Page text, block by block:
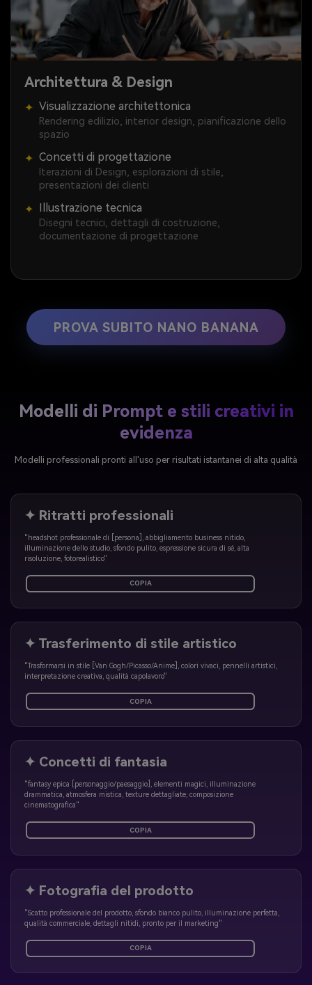
Architettura & Design
✦ Visualizzazione architettonica
Rendering edilizio, interior design, pianificazione dello
spazio
✦ Concetti di progettazione
Iterazioni di Design, esplorazioni di stile,
presentazioni dei clienti
✦ Illustrazione tecnica
Disegni tecnici, dettagli di costruzione,
documentazione di progettazione
PROVA SUBITO NANO BANANA
Modelli di Prompt e stili creativi in
evidenza
Modelli professionali pronti all'uso per risultati istantanei di alta qualità
✦ Ritratti professionali
"headshot professionale di [persona], abbigliamento business nitido,
illuminazione dello studio, sfondo pulito, espressione sicura di sé, alta
risoluzione, fotorealistico"
COPIA
✦ Trasferimento di stile artistico
"Trasformarsi in stile [Van Gogh/Picasso/Anime], colori vivaci, pennelli artistici,
interpretazione creativa, qualità capolavoro"
COPIA
✦ Concetti di fantasia
"fantasy epica [personaggio/paesaggio], elementi magici, illuminazione
drammatica, atmosfera mistica, texture dettagliate, composizione
cinematografica"
COPIA
✦ Fotografia del prodotto
"Scatto professionale del prodotto, sfondo bianco pulito, illuminazione perfetta,
qualità commerciale, dettagli nitidi, pronto per il marketing"
COPIA